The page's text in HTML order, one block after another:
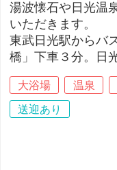
湯波懐石や日光温
いただきます。
東武日光駅からバ
橋」下車３分。日
大浴場 温泉
送迎あり